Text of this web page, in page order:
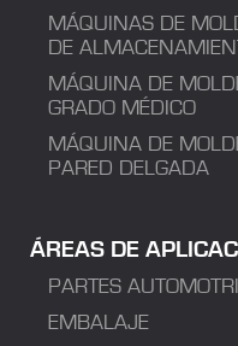
MÁQUINAS DE
DE
MÁQUINA DE
GRADO MÉDICO
MÁQUINA DE
PARED DELGADA
ÁREAS DE
PARTES
EMBALAJE